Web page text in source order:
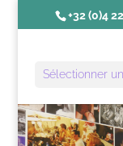
+32 (0)4
Sélectionner